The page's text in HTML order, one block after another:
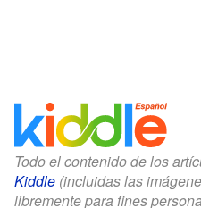
Todo el contenido de los
Kiddle (incluidas las
libremente para fines